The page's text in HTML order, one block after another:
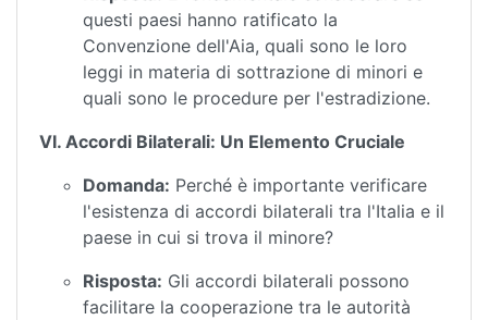
questi paesi hanno ratificato la
Convenzione dell'Aia, quali sono le loro
leggi in materia di sottrazione di minori e
quali sono le procedure per l'estradizione.
VI. Accordi Bilaterali: Un Elemento Cruciale
Domanda: Perché è importante verificare
l'esistenza di accordi bilaterali tra l'Italia e il
paese in cui si trova il minore?
Risposta: Gli accordi bilaterali possono
facilitare la cooperazione tra le autorità